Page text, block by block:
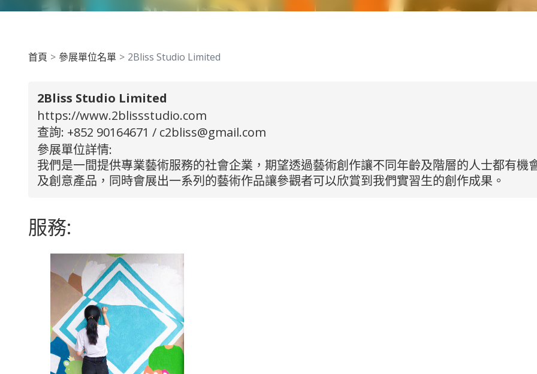
首頁 參展單位名單 2Bliss Studio Limited
2Bliss Studio Limited
https://www.2blissstudio.com
查詢: +852 90164671 / c2bliss@gmail.com
參展單位詳情:
我們是一間提供專業藝術服務的社會企業，期望透過藝術創作讓不同年齡及階層的人士都有
及創意產品，同時會展出一系列的藝術作品讓參觀者可以欣賞到我們實習生的創作成果。
服務: